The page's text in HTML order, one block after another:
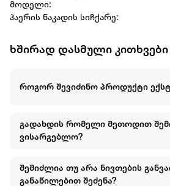
მოდელი:
ჰაერის ნაკადის სიჩქარე:
ხშირად დასმული კითხვები
როგორ შევიძინო პროდუქტი
გადახდის რომელი მეთოდით
ვისარგებლო?
შემიძლია თუ არა ნივთების
განაწილებით შეძენა?